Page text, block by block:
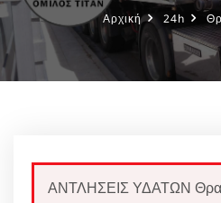
Αρχική 24h
ΑΝΤΛΗΣΕΙΣ ΥΔΑΤΩΝ